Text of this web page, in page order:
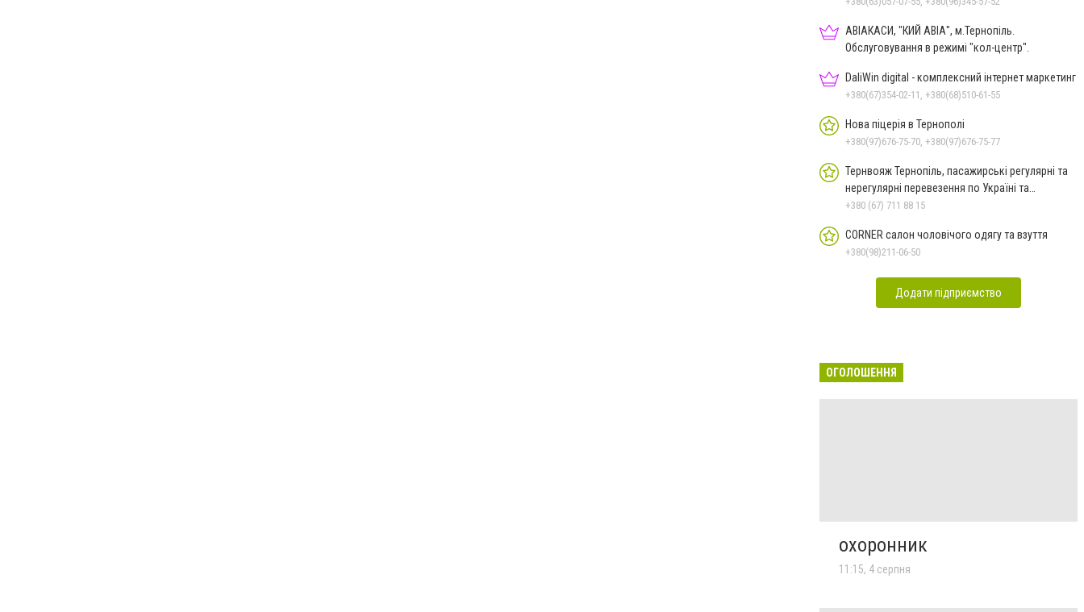
АВІАКАСИ, "КИЙ АВІА", м.Тернопіль.
Обслуговування в режимі "кол-центр".
DaliWin digital - комплексний інтернет маркетинг
+380(67)354-02-11, +380(68)510-61-55
Нова піцерія в Тернополі
+380(97)676-75-70, +380(97)676-75-77
Тернвояж Тернопіль, пасажирські регулярні та
нерегулярні перевезення по Україні та
закордон
+380 (67) 711 88 15
CORNER салон чоловічого одягу та взуття
+380(98)211-06-50
Додати підприємство
ОГОЛОШЕННЯ
охоронник
11:15, 4 серпня